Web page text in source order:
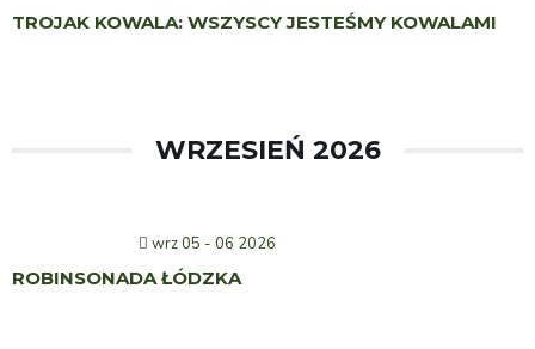
TROJAK KOWALA: WSZYSCY JESTEŚMY KOWALAMI
WRZESIEŃ 2026
wrz 05 - 06 2026
ROBINSONADA ŁÓDZKA